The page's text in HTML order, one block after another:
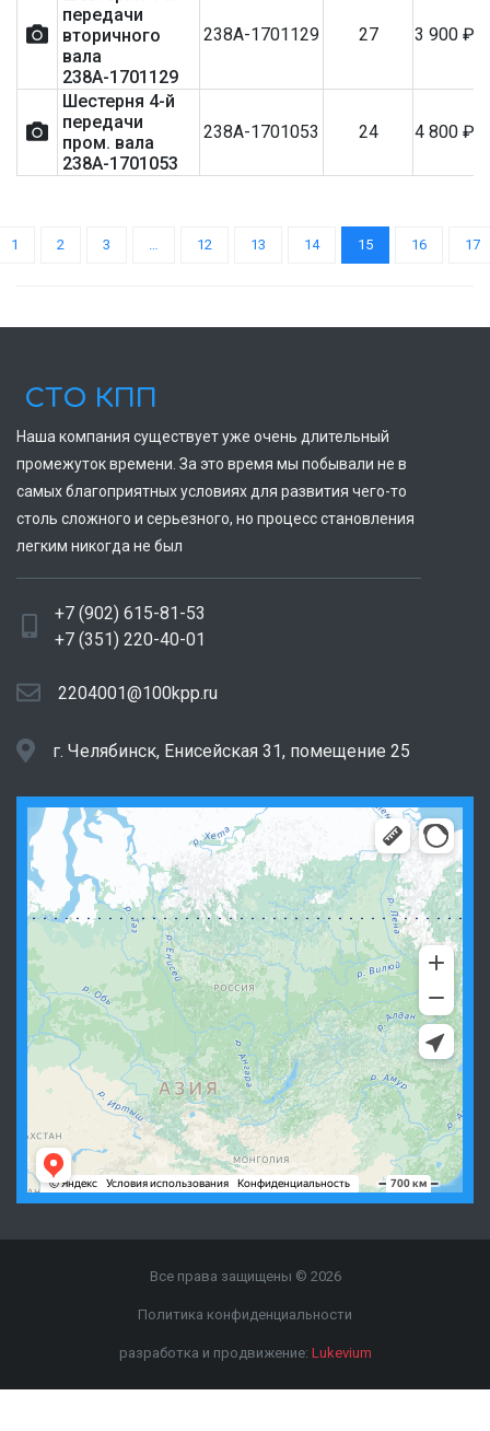
передачи
вторичного
вала
238А-1701129
238А-1701129 27 3 900 ₽
Шестерня 4-й
передачи
пром. вала
238А-1701053
238А-1701053 24 4 800 ₽
1 2 3 … 12 13 14 15 16 17
СТО КПП
Наша компания существует уже очень длительный
промежуток времени. За это время мы побывали не в
самых благоприятных условиях для развития чего-то
столь сложного и серьезного, но процесс становления
легким никогда не был
+7 (902) 615-81-53
+7 (351) 220-40-01
2204001@100kpp.ru
г. Челябинск, Енисейская 31, помещение 25
Все права защищены © 2026
Политика конфиденциальности
разработка и продвижение: Lukevium